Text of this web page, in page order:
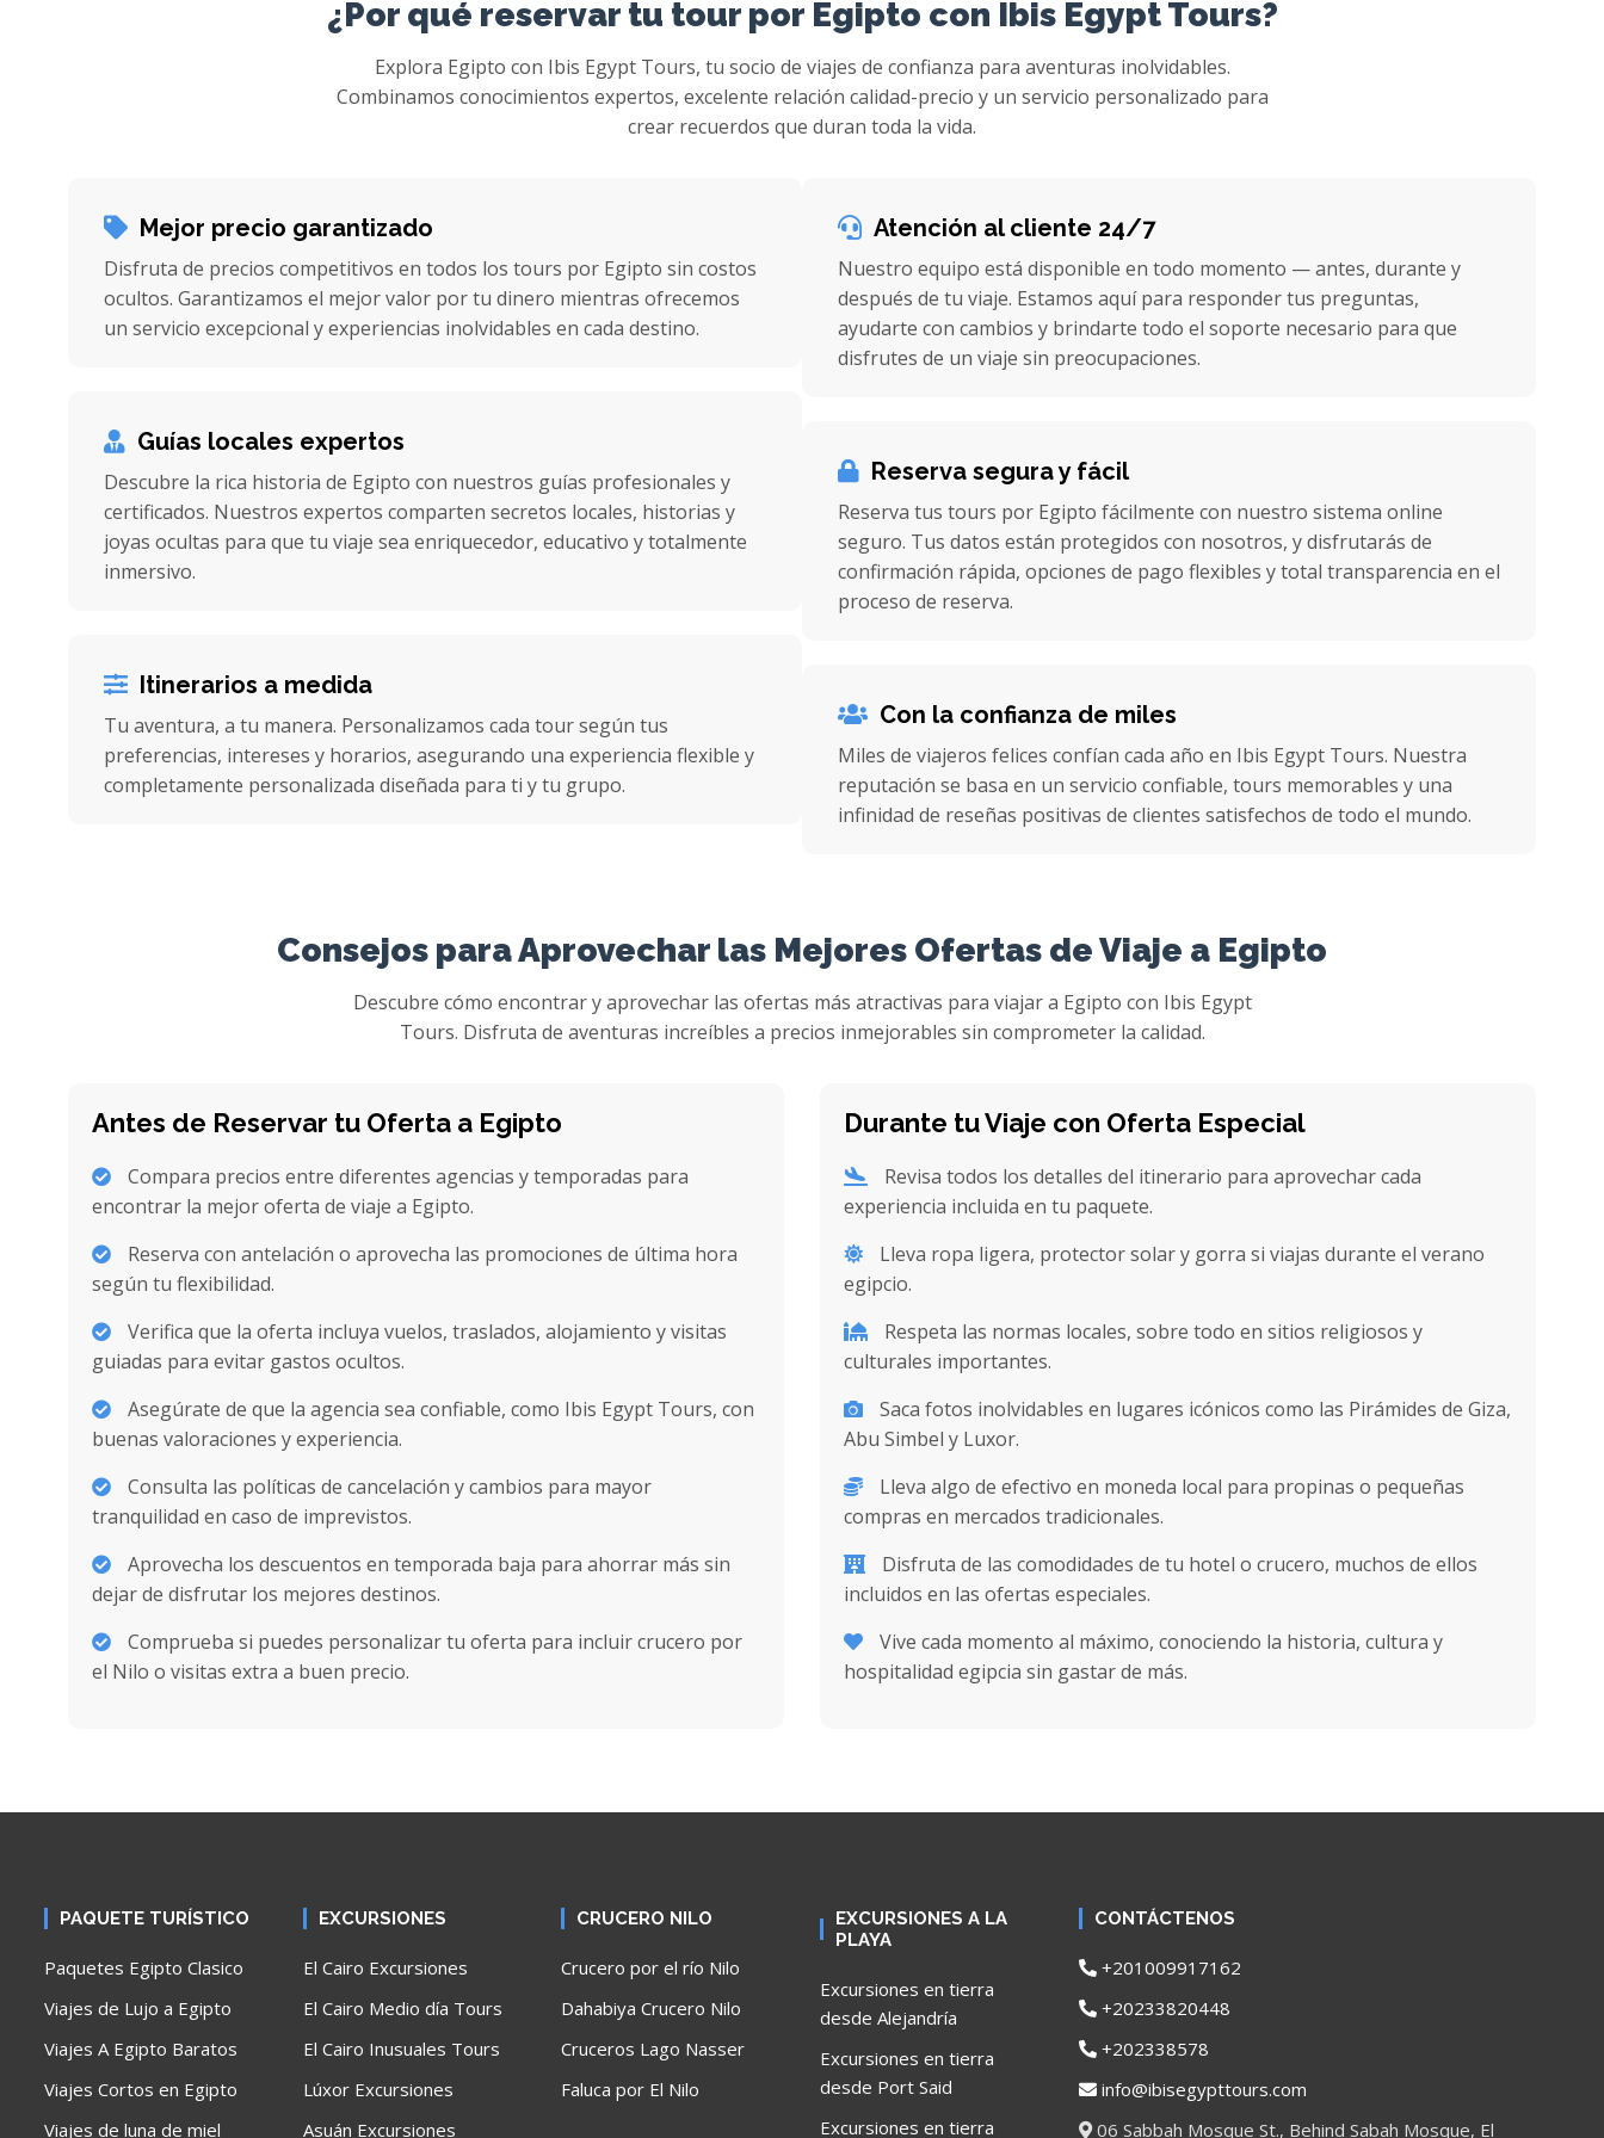
¿Por qué reservar tu tour por Egipto con Ibis Egypt Tours?
Explora Egipto con Ibis Egypt Tours, tu socio de viajes de confianza para aventuras inolvidables.
Combinamos conocimientos expertos, excelente relación calidad-precio y un servicio personalizado para
crear recuerdos que duran toda la vida.
Mejor precio garantizado
Disfruta de precios competitivos en todos los tours por Egipto sin costos
ocultos. Garantizamos el mejor valor por tu dinero mientras ofrecemos
un servicio excepcional y experiencias inolvidables en cada destino.
Guías locales expertos
Descubre la rica historia de Egipto con nuestros guías profesionales y
certificados. Nuestros expertos comparten secretos locales, historias y
joyas ocultas para que tu viaje sea enriquecedor, educativo y totalmente
inmersivo.
Itinerarios a medida
Tu aventura, a tu manera. Personalizamos cada tour según tus
preferencias, intereses y horarios, asegurando una experiencia flexible y
completamente personalizada diseñada para ti y tu grupo.
Atención al cliente 24/7
Nuestro equipo está disponible en todo momento — antes, durante y
después de tu viaje. Estamos aquí para responder tus preguntas,
ayudarte con cambios y brindarte todo el soporte necesario para que
disfrutes de un viaje sin preocupaciones.
Reserva segura y fácil
Reserva tus tours por Egipto fácilmente con nuestro sistema online
seguro. Tus datos están protegidos con nosotros, y disfrutarás de
confirmación rápida, opciones de pago flexibles y total transparencia en el
proceso de reserva.
Con la confianza de miles
Miles de viajeros felices confían cada año en Ibis Egypt Tours. Nuestra
reputación se basa en un servicio confiable, tours memorables y una
infinidad de reseñas positivas de clientes satisfechos de todo el mundo.
Consejos para Aprovechar las Mejores Ofertas de Viaje a Egipto
Descubre cómo encontrar y aprovechar las ofertas más atractivas para viajar a Egipto con Ibis Egypt
Tours. Disfruta de aventuras increíbles a precios inmejorables sin comprometer la calidad.
Antes de Reservar tu Oferta a Egipto
Compara precios entre diferentes agencias y temporadas para
encontrar la mejor oferta de viaje a Egipto.
Reserva con antelación o aprovecha las promociones de última hora
según tu flexibilidad.
Verifica que la oferta incluya vuelos, traslados, alojamiento y visitas
guiadas para evitar gastos ocultos.
Asegúrate de que la agencia sea confiable, como Ibis Egypt Tours, con
buenas valoraciones y experiencia.
Consulta las políticas de cancelación y cambios para mayor
tranquilidad en caso de imprevistos.
Aprovecha los descuentos en temporada baja para ahorrar más sin
dejar de disfrutar los mejores destinos.
Comprueba si puedes personalizar tu oferta para incluir crucero por
el Nilo o visitas extra a buen precio.
Durante tu Viaje con Oferta Especial
Revisa todos los detalles del itinerario para aprovechar cada
experiencia incluida en tu paquete.
Lleva ropa ligera, protector solar y gorra si viajas durante el verano
egipcio.
Respeta las normas locales, sobre todo en sitios religiosos y
culturales importantes.
Saca fotos inolvidables en lugares icónicos como las Pirámides de Giza,
Abu Simbel y Luxor.
Lleva algo de efectivo en moneda local para propinas o pequeñas
compras en mercados tradicionales.
Disfruta de las comodidades de tu hotel o crucero, muchos de ellos
incluidos en las ofertas especiales.
Vive cada momento al máximo, conociendo la historia, cultura y
hospitalidad egipcia sin gastar de más.
PAQUETE TURÍSTICO
Paquetes Egipto Clasico
Viajes de Lujo a Egipto
Viajes A Egipto Baratos
Viajes Cortos en Egipto
Viajes de luna de miel
EXCURSIONES
El Cairo Excursiones
El Cairo Medio día Tours
El Cairo Inusuales Tours
Lúxor Excursiones
Asuán Excursiones
CRUCERO NILO
Crucero por el río Nilo
Dahabiya Crucero Nilo
Cruceros Lago Nasser
Faluca por El Nilo
EXCURSIONES A LA
PLAYA
Excursiones en tierra
desde Alejandría
Excursiones en tierra
desde Port Said
Excursiones en tierra
CONTÁCTENOS
+201009917162
+20233820448
+202338578
info@ibisegypttours.com
06 Sabbah Mosque St., Behind Sabah Mosque, El